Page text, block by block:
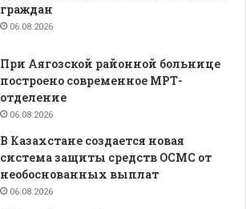
граждан
06.08.2026
При Аягозской районной больнице
построено современное МРТ-
отделение
06.08.2026
В Казахстане создается новая
система защиты средств ОСМС от
необоснованных выплат
06.08.2026